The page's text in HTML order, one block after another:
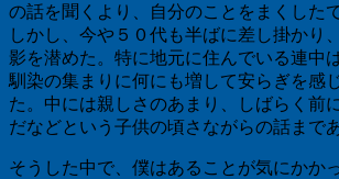
の話を聞くより、自分のことをまくした
しかし、今や５０代も半ばに差し掛かり
影を潜めた。特に地元に住んでいる連中
馴染の集まりに何にも増して安らぎを感
た。中には親しさのあまり、しばらく前
だなどという子供の頃さながらの話まで
そうした中で、僕はあることが気にかか